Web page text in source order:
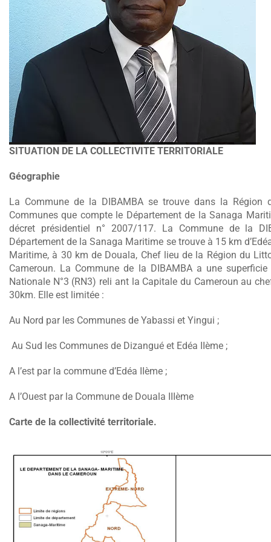
SITUATION DE LA COLLECTIVITE TERRITORIALE
Géographie
La Commune de la DIBAMBA se trouve dans la Région
Communes que compte le Département de la Sanaga
décret présidentiel n° 2007/117. La Commune de la
Département de la Sanaga Maritime se trouve à 15 km
Maritime, à 30 km de Douala, Chef lieu de la Région du
Cameroun. La Commune de la DIBAMBA a une
Nationale N°3 (RN3) reli ant la Capitale du Cameroun au
30km. Elle est limitée :
Au Nord par les Communes de Yabassi et Yingui ;
Au Sud les Communes de Dizangué et Edéa IIème ;
A l’est par la commune d’Edéa IIème ;
A l’Ouest par la Commune de Douala IIIème
Carte de la collectivité territoriale.